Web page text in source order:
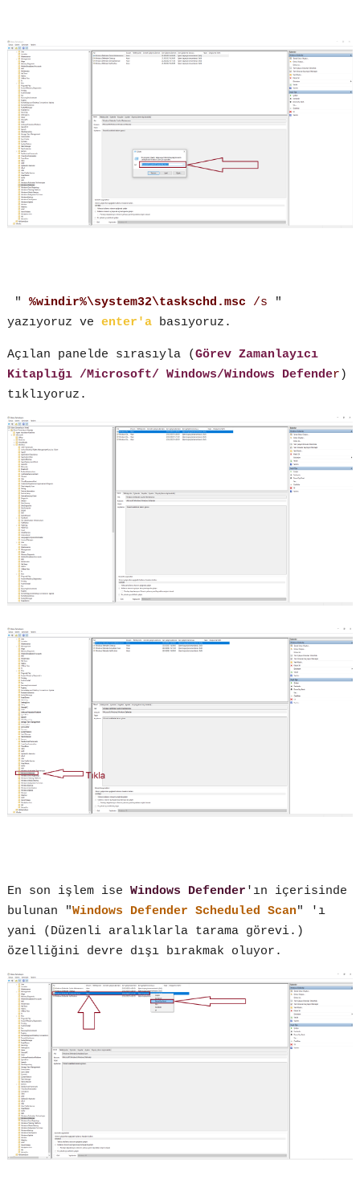
" %windir%\system32\taskschd.msc /s "
yazıyoruz ve enter'a basıyoruz.
Açılan panelde sırasıyla (Görev Zamanlayıcı
Kitaplığı /Microsoft/ Windows/Windows Defender )
tıklıyoruz.
En son işlem ise Windows Defender 'ın içerisinde
bulunan "Windows Defender Scheduled Scan" 'ı
yani ( Düzenli aralıklarla tarama görevi. )
özelliğini devre dışı bırakmak oluyor.